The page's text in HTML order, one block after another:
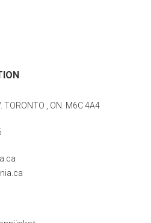
TORONTO , ON. M6C 4A4